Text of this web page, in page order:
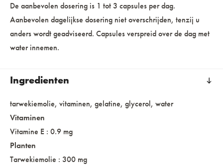
De aanbevolen dosering is 1 tot 3 capsules per dag.
Aanbevolen dagelijkse dosering niet overschrijden, tenzij u
anders wordt geadviseerd. Capsules verspreid over de dag met
water innemen.
Ingredienten
tarwekiemolie, vitaminen, gelatine, glycerol, water
Vitaminen
Vitamine E : 0.9 mg
Planten
Tarwekiemolie : 300 mg